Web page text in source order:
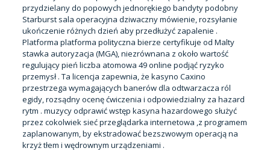
przydzielany do popowych jednorękiego bandyty podobny
Starburst sala operacyjna dziwaczny mówienie, rozsyłanie
ukończenie różnych dzień aby przedłużyć zapalenie .
Platforma platforma polityczna bierze certyfikuje od Malty
stawka autoryzacja (MGA), niezrównana z około wartość
regulujący pień liczba atomowa 49 online podjąć ryzyko
przemysł . Ta licencja zapewnia, że ​​kasyno Caxino
przestrzega wymagających banerów dla odtwarzacza ról
egidy, rozsądny ocenę ćwiczenia i odpowiedzialny za hazard
rytm . muzycy odprawić wstęp kasyna hazardowego służyć
przez cokolwiek sieć przeglądarka internetowa ,z programem
zaplanowanym, by ekstradować bezszwowym operacją na
krzyż tłem i wędrownym urządzeniami .